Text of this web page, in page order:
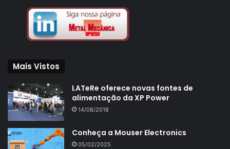
Mais Vistos
LATeRe oferece novas fontes de
alimentação da XP Power
14/08/2018
Conheça a Mouser Electronics
05/02/2025